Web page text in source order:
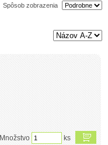
Spôsob zobrazenia
Množstvo ks